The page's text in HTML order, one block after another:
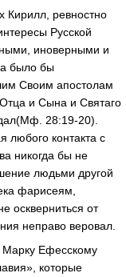
Кирилл, ревностно
Русской
иноверными и
было бы
Своим апостолам
и Сына и Святаго
28:19-20).
любого контакта с
никогда бы не
людьми другой
фарисеям,
оскверниться от
неправо веровал.
Марку Ефесскому
которые